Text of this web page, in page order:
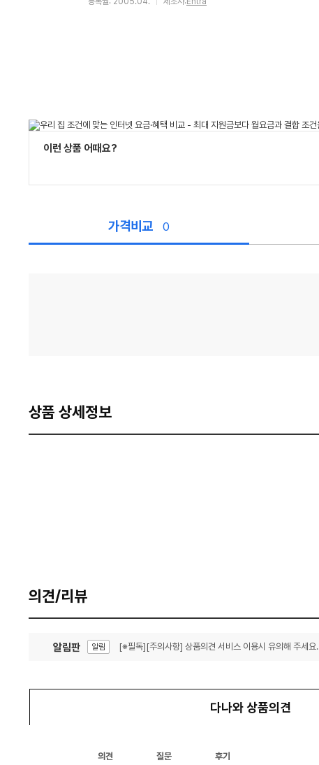
이런 상품 어때요?
가격비교 0
상품 상세정보
의견/리뷰
알림판 알림 [※필독][주의사항] 상품의견 서비스 이용시 유의해 주세요.
다나와 상품의견
의견 질문 후기